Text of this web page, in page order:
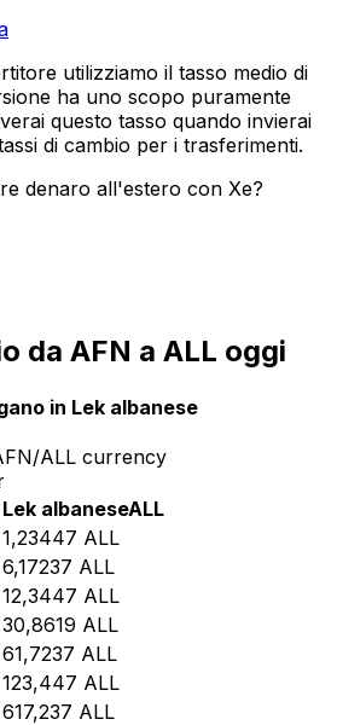
utilizziamo il tasso medio di
ha uno scopo puramente
questo tasso quando invierai
di cambio per i trasferimenti.
denaro all'estero con Xe?
da AFN a ALL oggi
in Lek albanese
ALL currency
Lek albaneseALL
1,23447 ALL
6,17237 ALL
12,3447 ALL
30,8619 ALL
61,7237 ALL
123,447 ALL
617,237 ALL